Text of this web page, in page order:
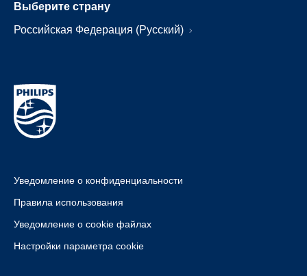
Выберите страну
Российская Федерация (Русский)
Уведомление о конфиденциальности
Правила использования
Уведомление о cookie файлах
Настройки параметра cookie